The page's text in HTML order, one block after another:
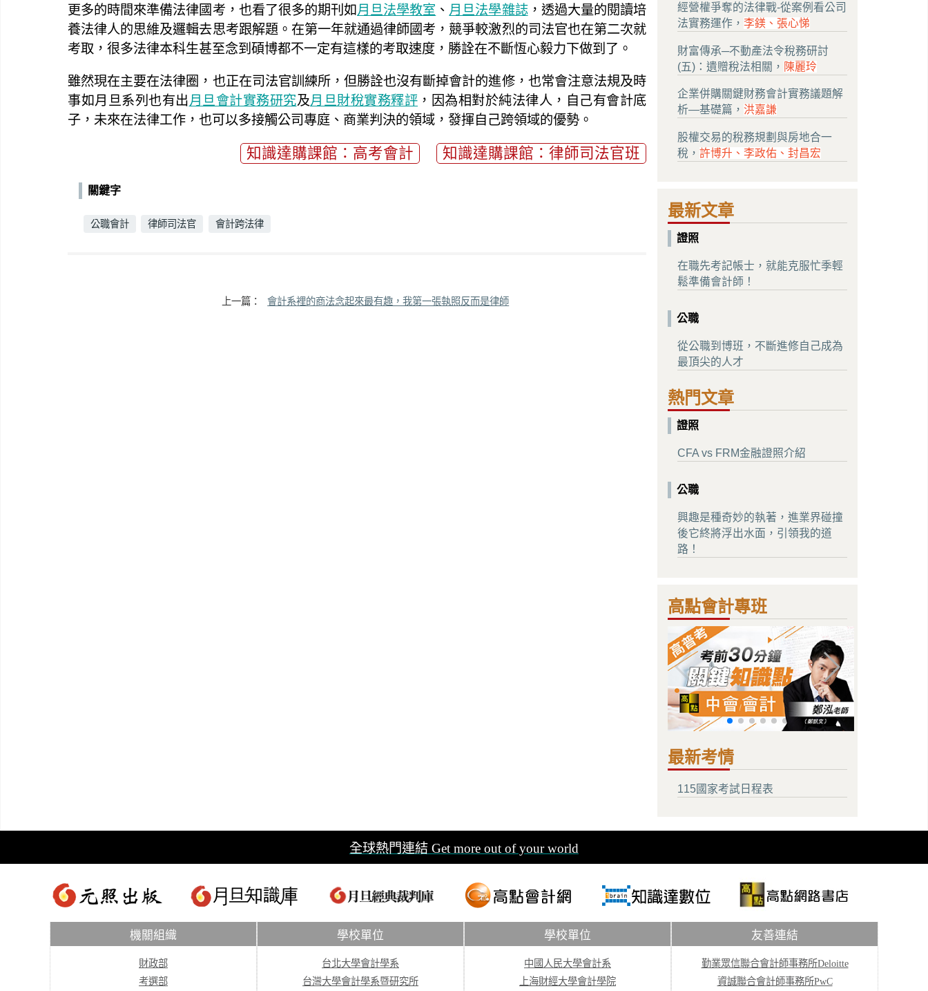
更多的時間來準備法律國考，也看了很多的期刊如月旦法學教室 、 月旦法學雜誌，透過大量的閱讀培
養法律人的思維及邏輯去思考跟解題。在第一年就通過律師國考，競爭較激烈的司法官也在第二次就
考取，很多法律本科生甚至念到碩博都不一定有這樣的考取速度，勝詮在不斷恆心毅力下做到了。
雖然現在主要在法律圈，也正在司法官訓練所，但勝詮也沒有斷掉會計的進修，也常會注意法規及時
事如月旦系列也有出月旦會計實務研究及月旦財稅實務釋評 ，因為相對於純法律人，自己有會計底
子，未來在法律工作，也可以多接觸公司專庭、商業判決的領域，發揮自己跨領域的優勢。
知識達購課館：高考會計 知識達購課館：律師司法官班
關鍵字
公職會計 律師司法官 會計跨法律
上一篇： 會計系裡的商法念起來最有趣，我第一張執照反而是律師
經營權爭奪的法律戰-從案例看公司
法實務運作，李鎂、張心悌
財富傳承─不動產法令稅務研討
(五)：遺贈稅法相關， 陳麗玲
企業併購關鍵財務會計實務議題解
析—基礎篇， 洪嘉謙
股權交易的稅務規劃與房地合一
稅，許博升、李政佑、封昌宏
最新文章
證照
在職先考記帳士，就能克服忙季輕
鬆準備會計師！
公職
從公職到博班，不斷進修自己成為
最頂尖的人才
熱門文章
證照
CFA vs FRM金融證照介紹
公職
興趣是種奇妙的執著，進業界碰撞
後它終將浮出水面，引領我的道
路！
高點會計專班
最新考情
115國家考試日程表
全球熱門連結 Get more out of your world
機關組織
財政部
考選部
學校單位
台北大學會計學系
台灣大學會計學系暨研究所
學校單位
中國人民大學會計系
上海財經大學會計學院
友善連結
勤業眾信聯合會計師事務所Deloitte
資誠聯合會計師事務所PwC